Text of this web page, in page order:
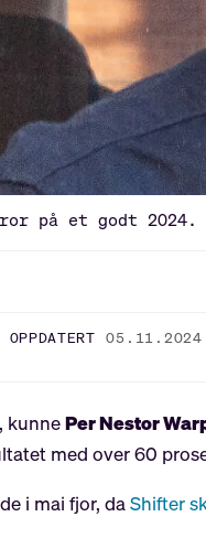
på et godt 2024.
kunnePer Nestor
med over 60
i mai fjor, daShifter